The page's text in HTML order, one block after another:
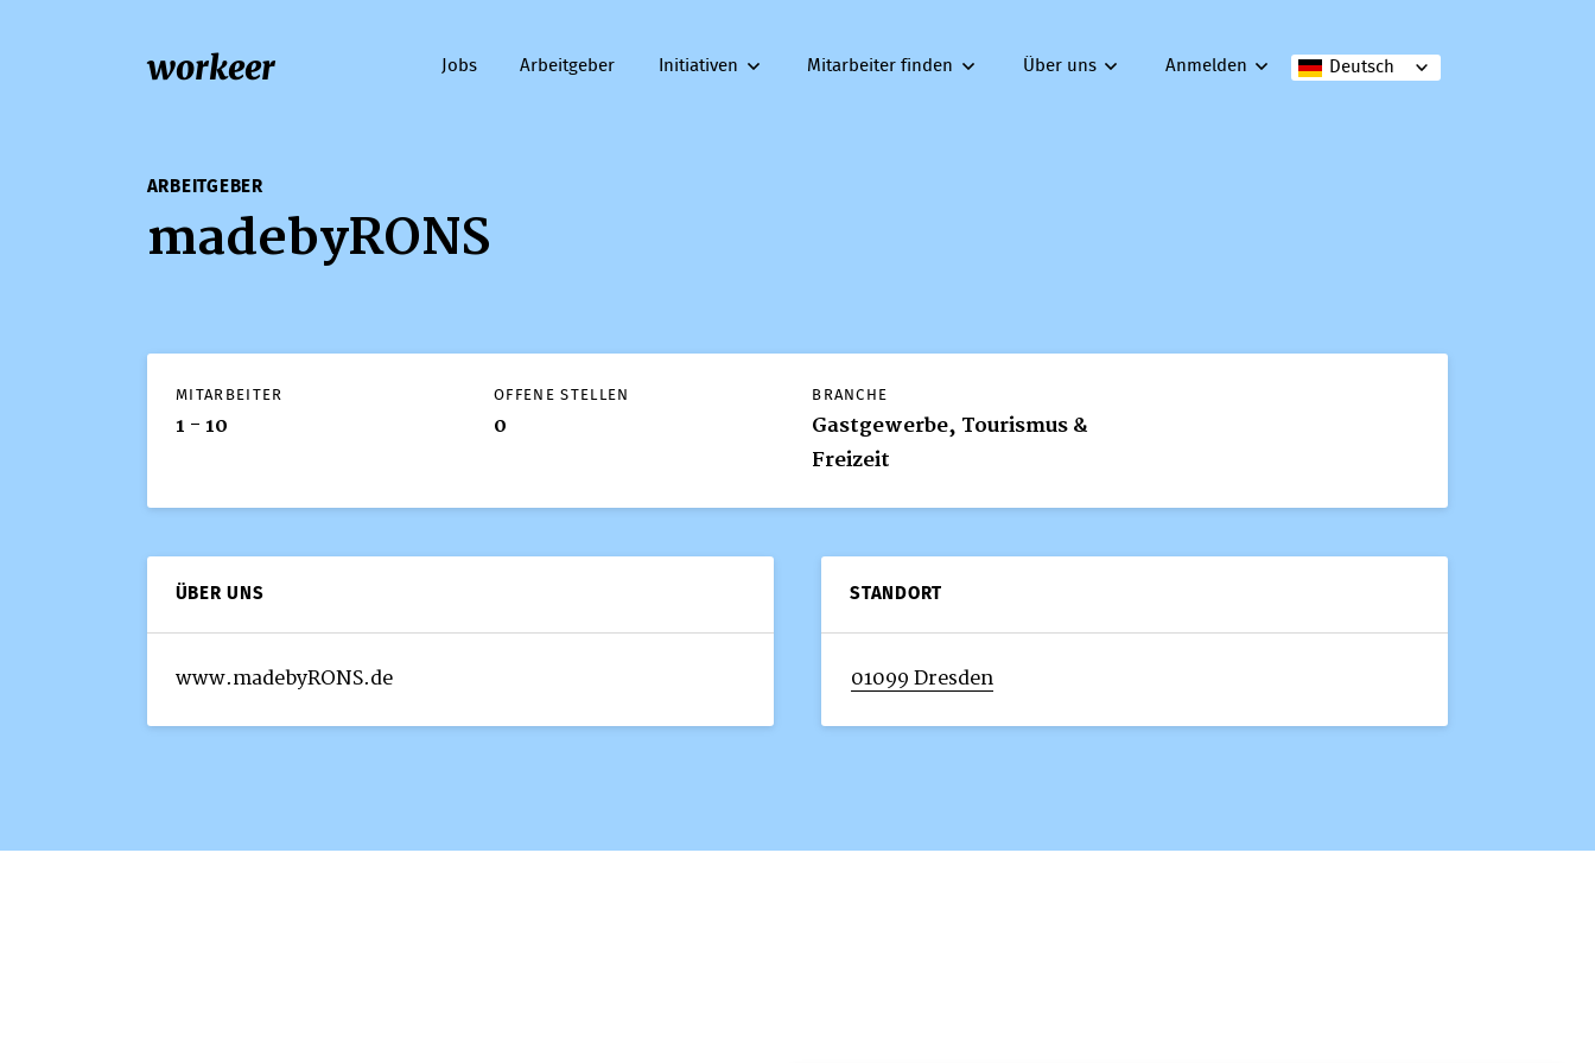
workeer Deutsch
Jobs Arbeitgeber Initiativen Mitarbeiter finden Über uns Anmelden
ARBEITGEBER
madebyRONS
MITARBEITER
1 - 10
OFFENE STELLEN
0
BRANCHE
Gastgewerbe, Tourismus &
Freizeit
ÜBER UNS
www.madebyRONS.de
STANDORT
01099 Dresden